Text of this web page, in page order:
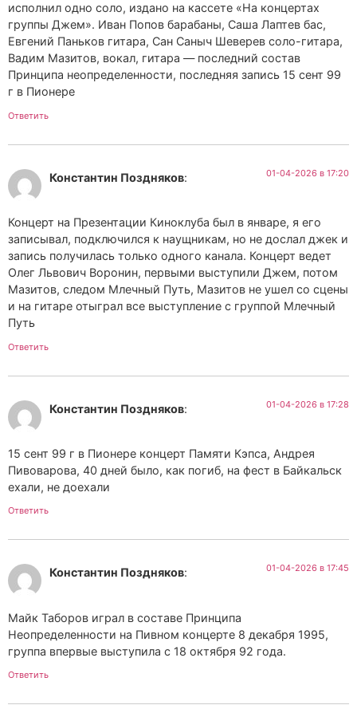
исполнил одно соло, издано на кассете «На концертах
группы Джем». Иван Попов барабаны, Саша Лаптев бас,
Евгений Паньков гитара, Сан Саныч Шеверев соло-гитара,
Вадим Мазитов, вокал, гитара — последний состав
Принципа неопределенности, последняя запись 15 сент 99
г в Пионере
Ответить
Константин Поздняков: 01-04-2026 в 17:20
Концерт на Презентации Киноклуба был в январе, я его
записывал, подключился к наущникам, но не дослал джек и
запись получилась только одного канала. Концерт ведет
Олег Львович Воронин, первыми выступили Джем, потом
Мазитов, следом Млечный Путь, Мазитов не ушел со сцены
и на гитаре отыграл все выступление с группой Млечный
Путь
Ответить
Константин Поздняков: 01-04-2026 в 17:28
15 сент 99 г в Пионере концерт Памяти Кэпса, Андрея
Пивоварова, 40 дней было, как погиб, на фест в Байкальск
ехали, не доехали
Ответить
Константин Поздняков: 01-04-2026 в 17:45
Майк Таборов играл в составе Принципа
Неопределенности на Пивном концерте 8 декабря 1995,
группа впервые выступила с 18 октября 92 года.
Ответить